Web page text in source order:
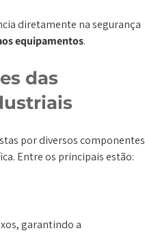
diretamente na segurança
equipamentos.
das
por diversos componentes
Entre os principais estão:
garantindo a